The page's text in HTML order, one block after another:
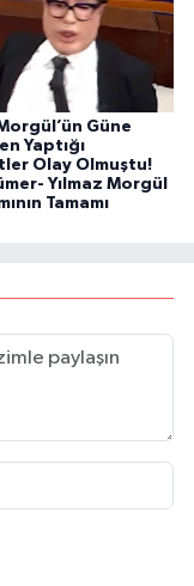
Güne
Yaptığı
Olay Olmuştu!
Yılmaz Morgül
Tamamı